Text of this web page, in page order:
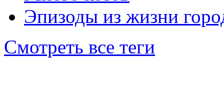
Эпизоды из жизни
Смотреть все теги